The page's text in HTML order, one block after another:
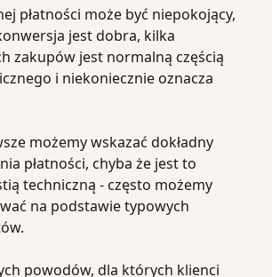
płatności może być niepokojący,
jest dobra, kilka
zakupów jest normalną częścią
i niekoniecznie oznacza
możemy wskazać dokładny
płatności, chyba że jest to
techniczną - często możemy
na podstawie typowych
powodów, dla których klienci